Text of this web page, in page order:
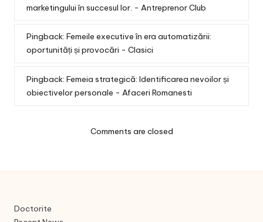
marketingului în succesul lor. - Antreprenor Club
Pingback: Femeile executive în era automatizării:
oportunități și provocări - Clasici
Pingback: Femeia strategică: Identificarea nevoilor și
obiectivelor personale - Afaceri Romanesti
Comments are closed
Doctorite